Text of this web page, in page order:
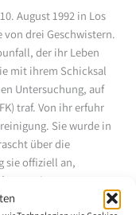
August 1992 in Los
drei Geschwistern.
der ihr Leben
mit ihrem Schicksal
Untersuchung, auf
traf. Von ihr erfuhr
Sie wurde in
über die
sie offiziell an,
in ihrem
Stegmann-